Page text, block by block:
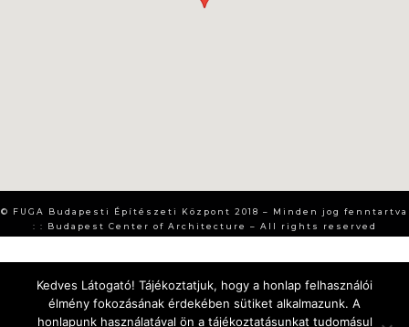
© FUGA Budapesti Építészeti Központ 2018 – Minden jog fenntartva
: : Budapest Center of Architecture – All rights reserved
Kedves Látogató! Tájékoztatjuk, hogy a honlap felhasználói
élmény fokozásának érdekében sütiket alkalmazunk. A
honlapunk használatával ön a tájékoztatásunkat tudomásul